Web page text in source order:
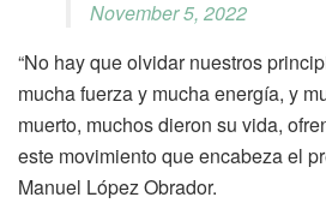
November 5, 2022
“No hay que olvidar nuestros
mucha fuerza y mucha energía, y
muerto, muchos dieron su vida,
este movimiento que encabeza el
Manuel López Obrador.